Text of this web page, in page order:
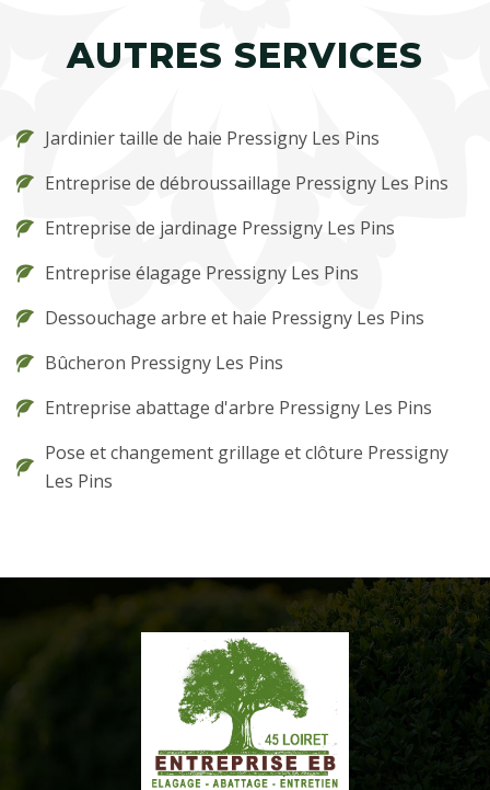
AUTRES SERVICES
Jardinier taille de haie Pressigny Les Pins
Entreprise de débroussaillage Pressigny Les Pins
Entreprise de jardinage Pressigny Les Pins
Entreprise élagage Pressigny Les Pins
Dessouchage arbre et haie Pressigny Les Pins
Bûcheron Pressigny Les Pins
Entreprise abattage d'arbre Pressigny Les Pins
Pose et changement grillage et clôture Pressigny
Les Pins